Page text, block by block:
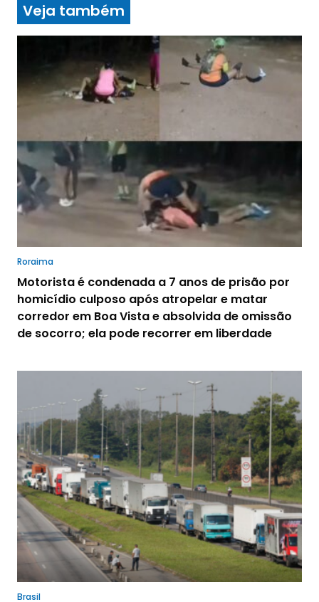
Veja também
Roraima
Motorista é condenada a 7 anos de prisão por
homicídio culposo após atropelar e matar
corredor em Boa Vista e absolvida de omissão
de socorro; ela pode recorrer em liberdade
Brasil